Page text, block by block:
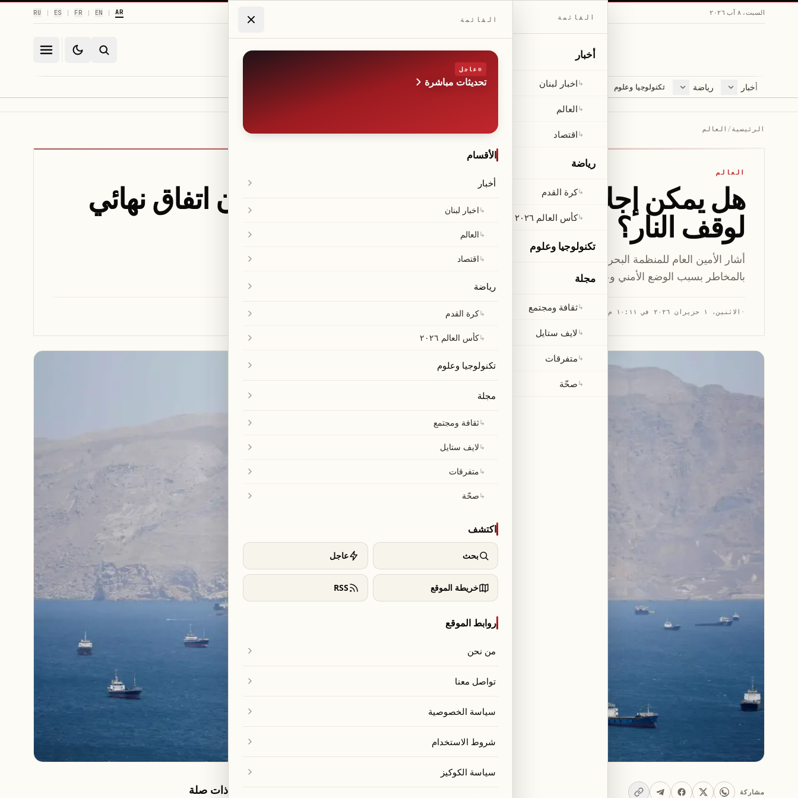
السبت، ٨ آب ٢٠٢٦ AR
|
EN
|
FR
|
ES
|
RU
أخبار
اخبار لبنان
رياضة
كرة القدم
تكنولوجيا وعلوم مجلة
ثقافة ومجتمع
لايف ستايل
الرئيسية/ العالم
العالم
هل يمكن إجلاء 20 ألف بحار عالق في الخليج دون اتفاق نهائي
لوقف النار؟
أشار الأمين العام للمنظمة البحرية الدولية إلى أن إجلاء نحو 20 ألف بحار في الخليج لا يزال محفوفاً
بالمخاطر بسبب الوضع الأمني وعدم وجود اتفاق شامل.
· الاثنين، ١ حزيران ٢٠٢٦ في ١٠:١١ م قراءة 1 دقيقة
مشاركة مقالات ذات صلة
القائمة
أخبار
↳اخبار لبنان
↳العالم
↳اقتصاد
رياضة
↳كرة القدم
↳كأس العالم ٢٠٢٦
تكنولوجيا وعلوم
مجلة
↳ثقافة ومجتمع
↳ لايف ستايل
↳متفرقات
↳صحّة
القائمة
عاجل
تحديثات مباشرة
الأقسام
أخبار
↳اخبار لبنان
↳العالم
↳اقتصاد
رياضة
↳كرة القدم
↳كأس العالم ٢٠٢٦
تكنولوجيا وعلوم
مجلة
↳ثقافة ومجتمع
↳لايف ستايل
↳متفرقات
↳صحّة
اكتشف
بحث عاجل
خريطة الموقع RSS
روابط الموقع
من نحن
تواصل معنا
سياسة الخصوصية
شروط الاستخدام
سياسة الكوكيز